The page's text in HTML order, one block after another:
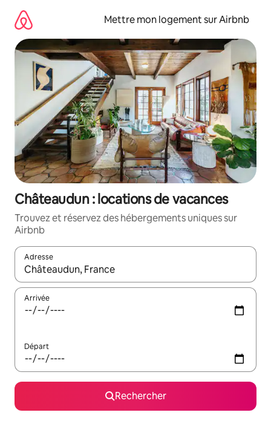
directement
contenu
Mettre mon logement sur Airbnb
Châteaudun : locations de vacances
Trouvez et réservez des hébergements uniques sur
Airbnb
Adresse
Lorsque les résultats s'affichent, utilisez les flèches vers le
Arrivée
Départ
Rechercher